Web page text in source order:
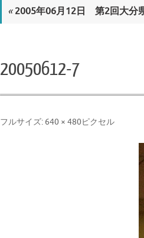
«2005年06月12日 第2回大分
20050612-7
フルサイズ: 640 × 480ピクセル